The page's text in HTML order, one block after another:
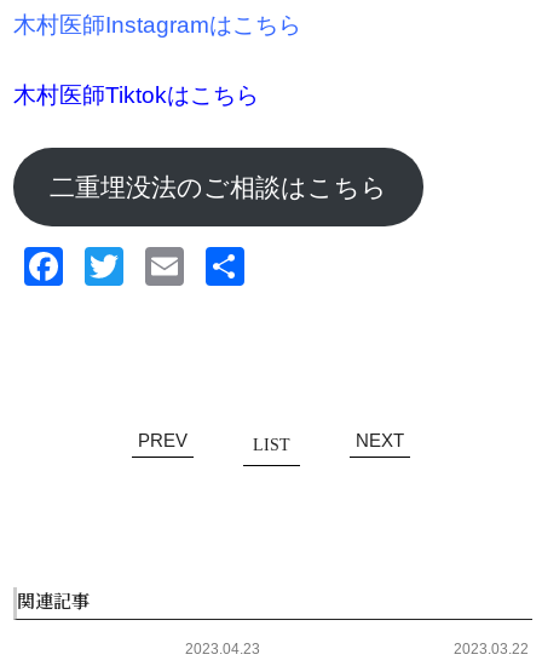
木村医師Instagramはこちら
木村医師Tiktokはこちら
二重埋没法のご相談はこちら
Facebook
TwitterEmail
PREV LIST NEXT
関連記事
2023.04.23 2023.03.22